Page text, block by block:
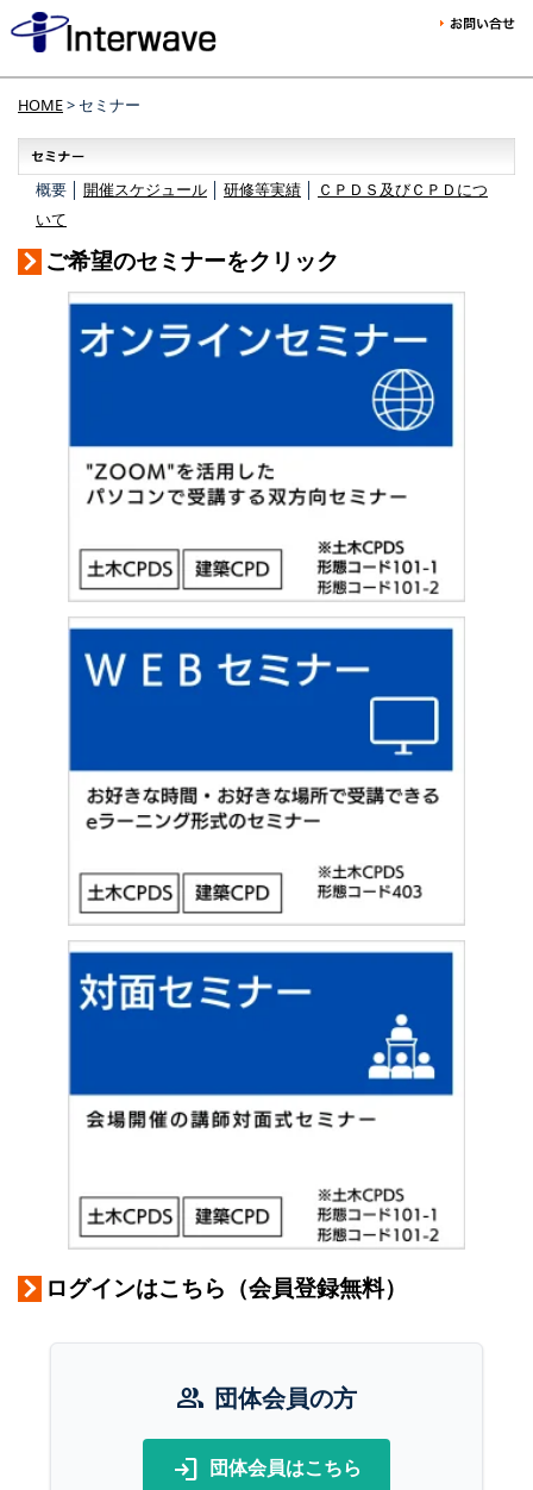
HOME> セミナー
概要 │ 開催スケジュール 研修等実績
ＣＰＤＳ及びＣＰＤにつ
いて
ご希望のセミナーをクリック
ログインはこちら（会員登録無料）
group 団体会員の方
login 団体会員はこちら